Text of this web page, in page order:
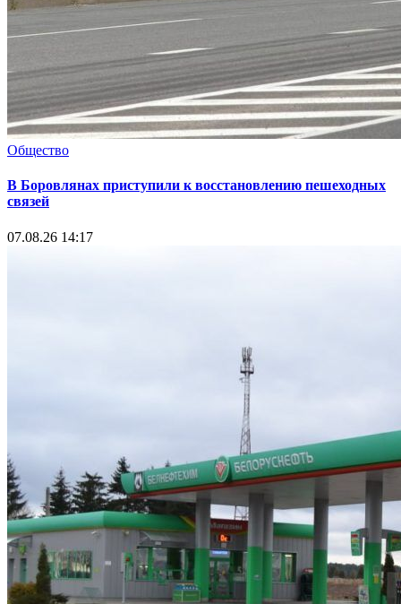
Общество
В Боровлянах приступили к восстановлению пешеходных
связей
07.08.26 14:17